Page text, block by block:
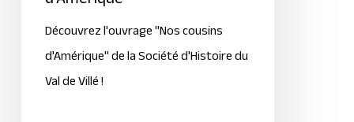
Découvrez l'ouvrage "Nos cousins
d'Amérique" de la Société d'Histoire du
Val de Villé !